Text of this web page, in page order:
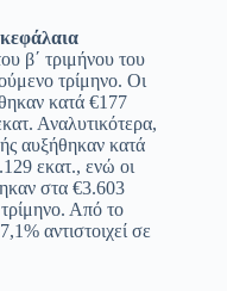
κεφάλαια
β΄ τριμήνου του
τρίμηνο. Οι
κατά €177
Αναλυτικότερα,
αυξήθηκαν κατά
εκατ., ενώ οι
στα €3.603
Από το
αντιστοιχεί σε